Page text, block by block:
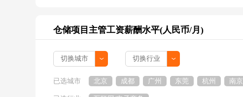
仓储项目主管工资薪酬水平(人民币/月)
已选城市 北京 成都 广州 东莞 杭州 南京